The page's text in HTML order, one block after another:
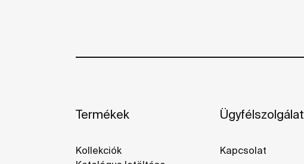
Termékek
Kollekciók
Ügyfélszolgálat
Kapcsolat